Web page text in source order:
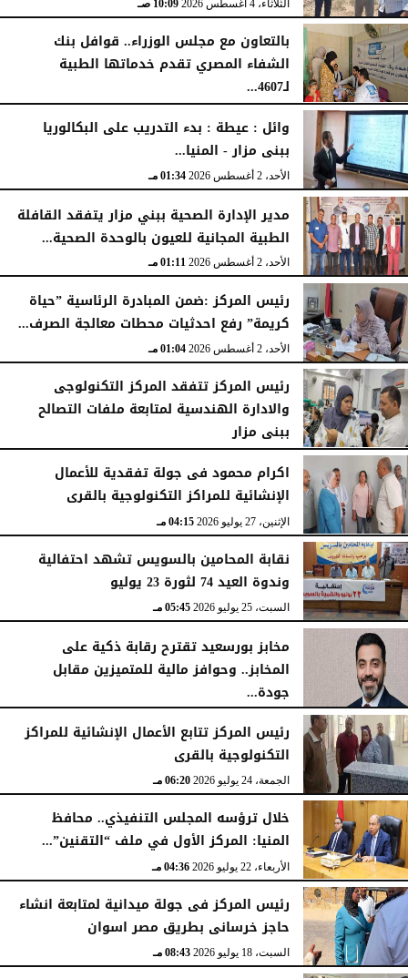
الثلاثاء، 4 أغسطس 2026 10:09 صـ
بالتعاون مع مجلس الوزراء.. قوافل بنك
الشفاء المصري تقدم خدماتها الطبية
لـ4607...
الإثنين، 3 أغسطس 2026
وائل : عيطة : بدء التدريب على البكالوريا
ببنى مزار - المنيا...
الأحد، 2 أغسطس 2026 01:34 مـ
مدير الإدارة الصحية ببني مزار يتفقد القافلة
الطبية المجانية للعيون بالوحدة الصحية...
الأحد، 2 أغسطس 2026 01:11 مـ
رئيس المركز :ضمن المبادرة الرئاسية ”حياة
كريمة” رفع احدثيات محطات معالجة الصرف...
الأحد، 2 أغسطس 2026 01:04 مـ
رئيس المركز تتفقد المركز التكنولوجى
والادارة الهندسية لمتابعة ملفات التصالح
ببنى مزار
الأربعاء، 29 يوليو 2026 02:03 مـ
اكرام محمود فى جولة تفقدية للأعمال
الإنشائية للمراكز التكنولوجية بالقرى
الإثنين، 27 يوليو 2026 04:15 مـ
نقابة المحامين بالسويس تشهد احتفالية
وندوة العيد 74 لثورة 23 يوليو
السبت، 25 يوليو 2026 05:45 مـ
مخابز بورسعيد تقترح رقابة ذكية على
المخابز.. وحوافز مالية للمتميزين مقابل
جودة...
السبت، 25 يوليو 2026 05:41 مـ
رئيس المركز تتابع الأعمال الإنشائية للمراكز
التكنولوجية بالقرى
الجمعة، 24 يوليو 2026 06:20 مـ
خلال ترؤسه المجلس التنفيذي.. محافظ
المنيا: المركز الأول في ملف “التقنين”...
الأربعاء، 22 يوليو 2026 04:36 مـ
رئيس المركز فى جولة ميدانية لمتابعة انشاء
حاجز خرسانى بطريق مصر اسوان
السبت، 18 يوليو 2026 08:43 مـ